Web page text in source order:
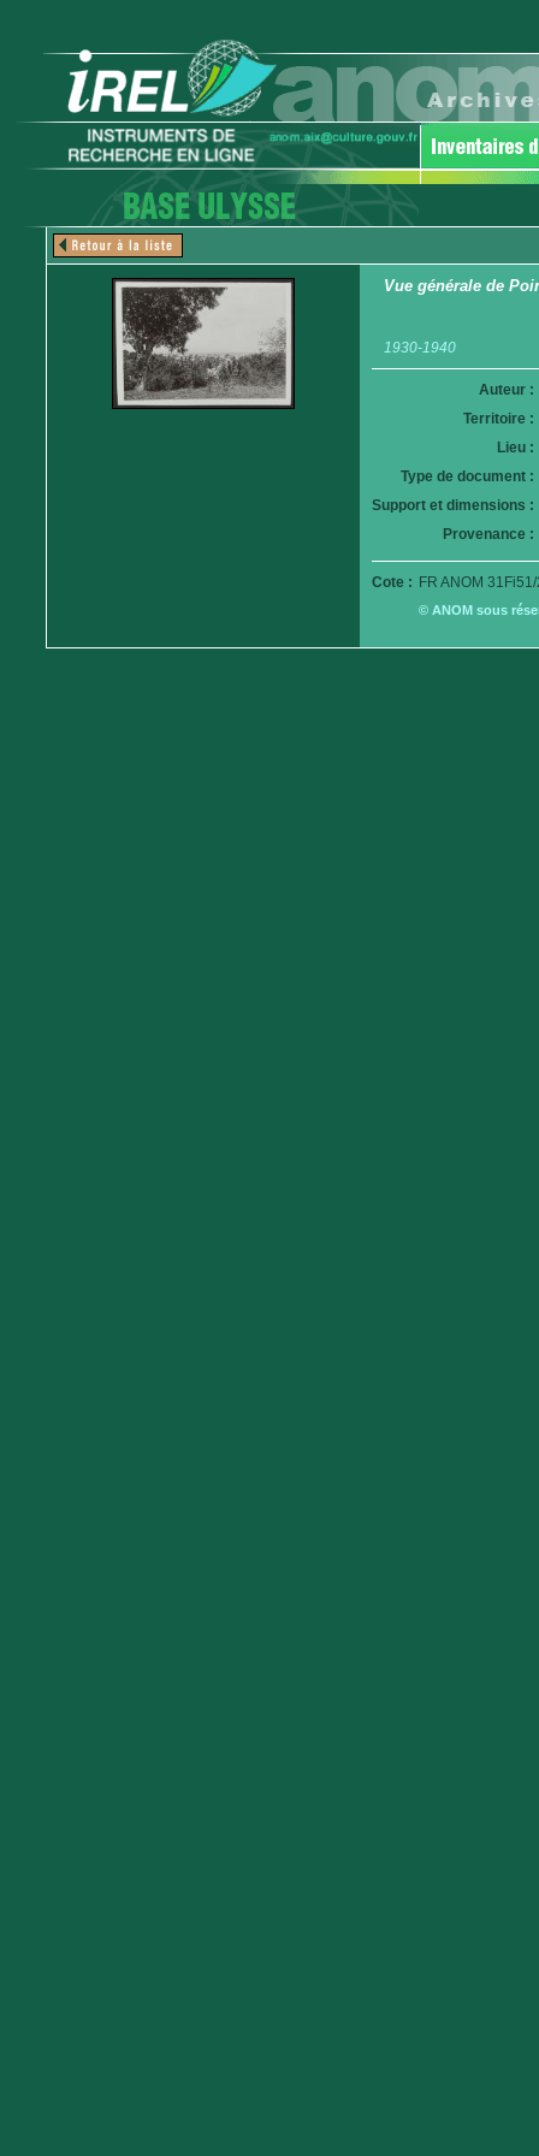
Vue générale de
1930-1940
Auteur :
Territoire :
Lieu :
Type de document :
Support et dimensions :
Provenance :
Cote : FR ANOM
© ANOM sous